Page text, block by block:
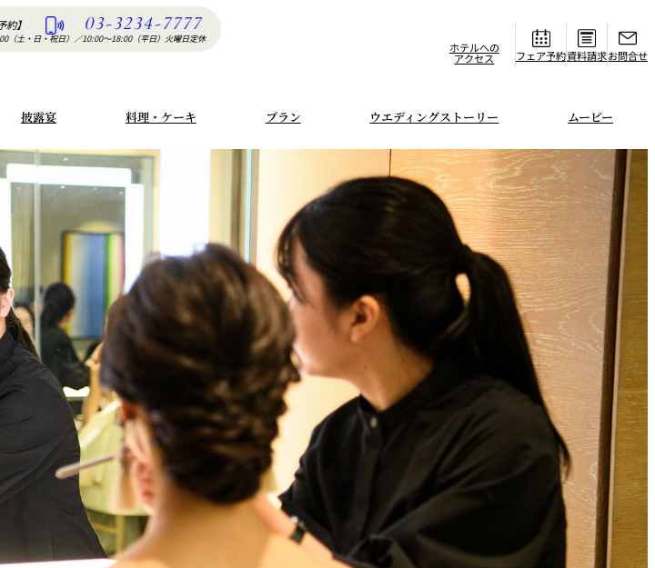
ホテルへの
アクセス フェア 資料請求お問合せ
披露宴 料理・ケーキ プラン ウエディングストーリー ムービー
約】 03-3234-7777
（土・日・祝日） ／10:00〜18:00（平日）火曜日定休